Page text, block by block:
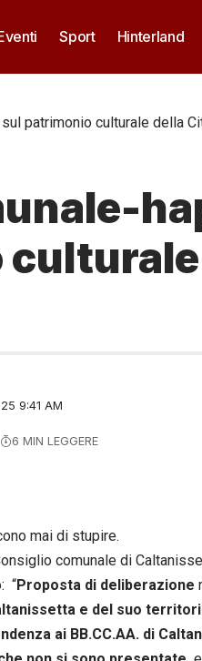
Sport Hinterland
patrimonio culturale della
9:41 AM
6 MIN LEGGERE
mai di stupire.
comunale di
“Proposta di deliberazione
e del suo
ai BB.CC.AA. di